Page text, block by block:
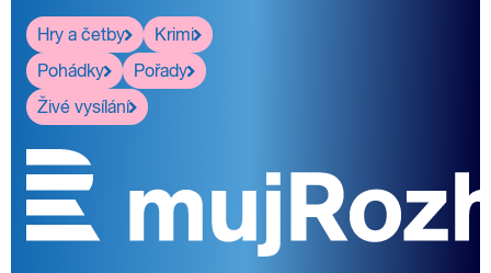
Hry a četby
Krimi
Pohádky
Pořady
Živé vysílání